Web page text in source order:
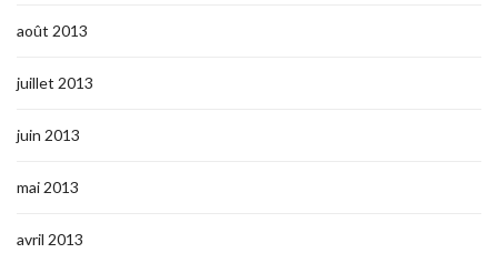
août 2013
juillet 2013
juin 2013
mai 2013
avril 2013